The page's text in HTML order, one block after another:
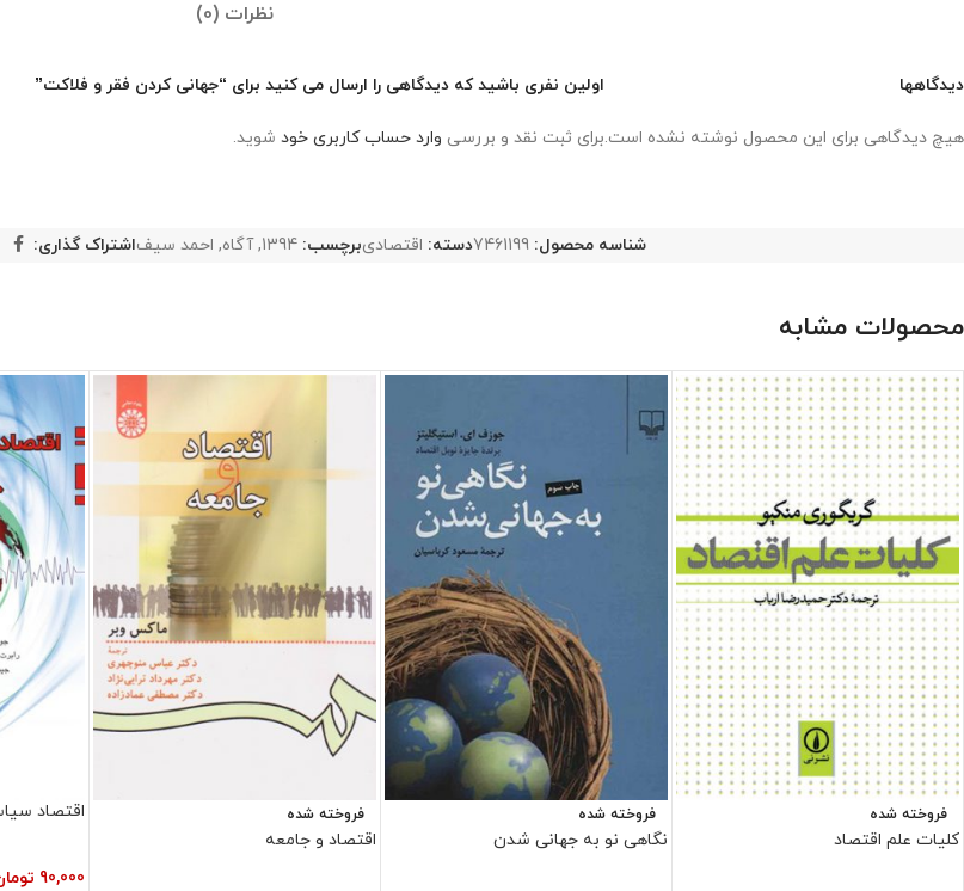
نظرات (0)
دیدگاهها
هیچ دیدگاهی برای این محصول نوشته نشده است.
اولین نفری باشید که دیدگاهی را ارسال می کنید برای “جهانی کردن فقر و فلاکت”
برای ثبت نقد و بررسی وارد حساب کاربری خود شوید.
شناسه محصول:7461199دسته: اقتصادیبرچسب: 1394
, آگاه, احمد سيفاشتراک گذاری:
محصولات مشابه
فروخته شده
کلیات علم اقتصاد
فروخته شده
نگاهی نو به جهانی شدن
فروخته شده
اقتصاد و جامعه
اقتصاد
90,000